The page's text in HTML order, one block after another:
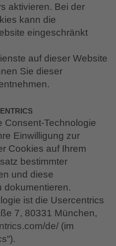
aktivieren. Bei der
kann die
eingeschränkt
auf dieser Website
Sie dieser
Consent-Technologie
Einwilligung zur
Cookies auf Ihrem
bestimmter
und diese
dokumentieren.
ist die Usercentrics
7, 80331 München,
de/ (im